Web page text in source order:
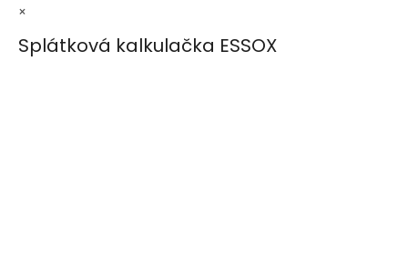
×
Splátková kalkulačka ESSOX